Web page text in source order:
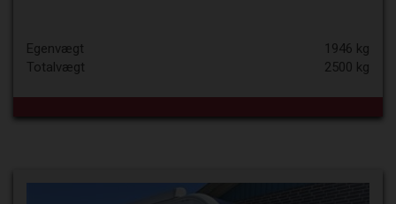
Egenvægt
1946 kg
Totalvægt
2500 kg